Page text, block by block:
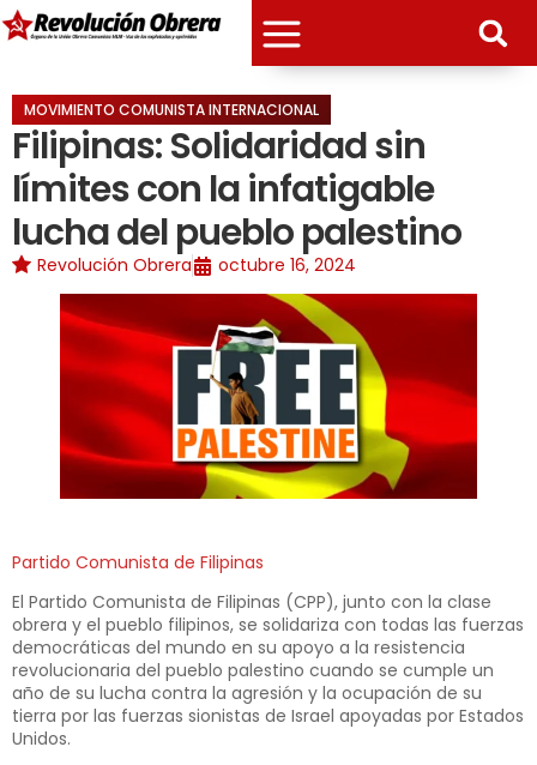
MOVIMIENTO COMUNISTA INTERNACIONAL
Filipinas: Solidaridad sin
límites con la infatigable
lucha del pueblo palestino
Revolución Obrera octubre 16, 2024
Partido Comunista de Filipinas
El Partido Comunista de Filipinas (CPP), junto con la clase
obrera y el pueblo filipinos, se solidariza con todas las fuerzas
democráticas del mundo en su apoyo a la resistencia
revolucionaria del pueblo palestino cuando se cumple un
año de su lucha contra la agresión y la ocupación de su
tierra por las fuerzas sionistas de Israel apoyadas por Estados
Unidos.